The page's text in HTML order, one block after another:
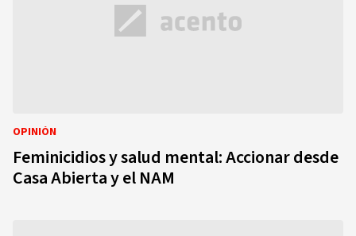
OPINIÓN
Feminicidios y salud mental: Accionar desde
Casa Abierta y el NAM